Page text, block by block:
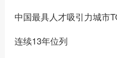
中国最具人才吸引力城市
连续13年位列